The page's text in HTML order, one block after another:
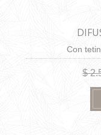
Con
$